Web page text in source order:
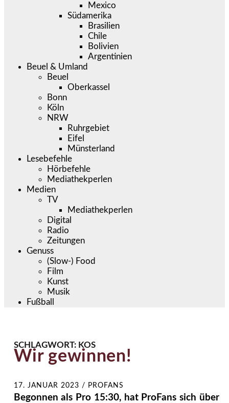
Mexico
Südamerika
Brasilien
Chile
Bolivien
Argentinien
Beuel & Umland
Beuel
Oberkassel
Bonn
Köln
NRW
Ruhrgebiet
Eifel
Münsterland
Lesebefehle
Hörbefehle
Mediathekperlen
Medien
TV
Mediathekperlen
Digital
Radio
Zeitungen
Genuss
(Slow-) Food
Film
Kunst
Musik
Fußball
SCHLAGWORT: KOS
Wir gewinnen!
17. JANUAR 2023 / PROFANS
Begonnen als Pro 15:30, hat ProFans sich über